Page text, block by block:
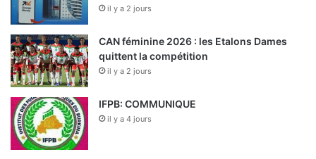
il y a 2 jours
CAN féminine 2026 : les Etalons Dames
quittent la compétition
il y a 2 jours
IFPB: COMMUNIQUE
il y a 4 jours